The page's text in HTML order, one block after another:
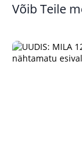
Võib Teile